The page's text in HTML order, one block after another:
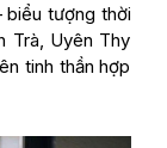
biểu tượng thời
Trà, Uyên Thy
tinh thần hợp